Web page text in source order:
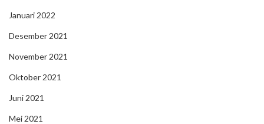
Januari 2022
Desember 2021
November 2021
Oktober 2021
Juni 2021
Mei 2021